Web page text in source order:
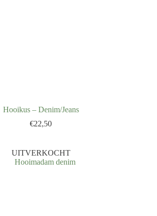
Hooikus – Denim/Jeans
€22,50
UITVERKOCHT